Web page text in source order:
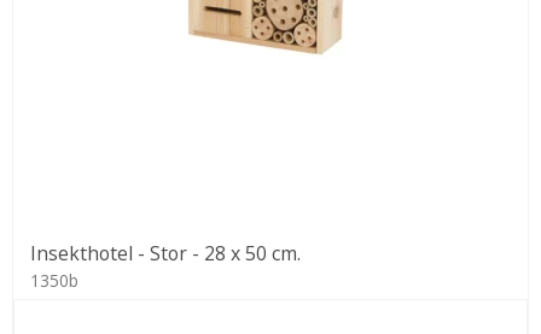
Insekthotel - Stor - 28 x 50 cm.
1350b